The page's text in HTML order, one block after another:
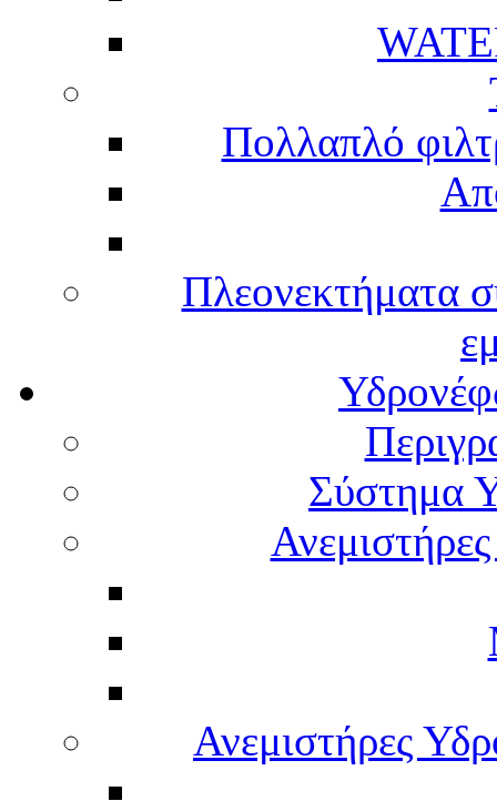
Πολλαπλό
Πλεονεκτήματα
Σύστημα
Ανεμιστήρες